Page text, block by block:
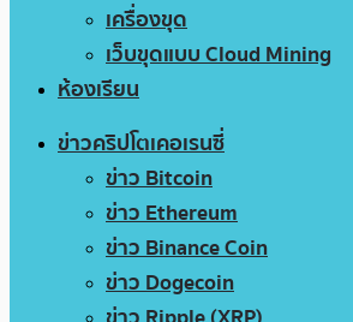
เครื่องขุด
เว็บขุดแบบ Cloud Mining
ห้องเรียน
ข่าวคริปโตเคอเรนซี่
ข่าว Bitcoin
ข่าว Ethereum
ข่าว Binance Coin
ข่าว Dogecoin